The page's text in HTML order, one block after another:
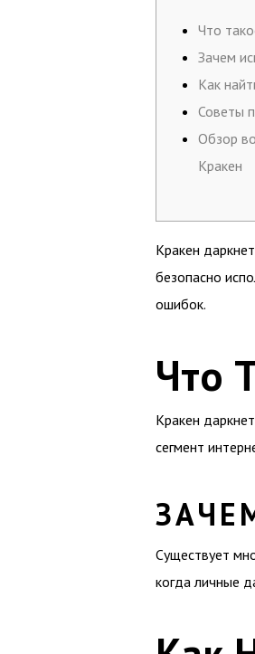
Что
Зачем
Как
Советы
Обзор
Кракен
Кракен
безопасно
ошибок.
Что
Кракен
сегмент
Существует
когда личные